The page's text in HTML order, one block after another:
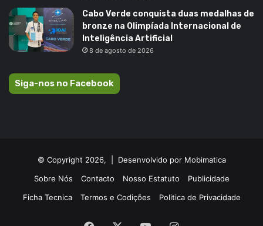
Cabo Verde conquista duas medalhas de
bronze na Olimpíada Internacional de
Inteligência Artificial
8 de agosto de 2026
Siga-nos no Facebook
© Copyright 2026, | Desenvolvido por Mobimatica
Sobre Nós
Contacto Nosso Estatuto
Publicidade
Ficha Tecnica
Termos e Codições Politica de Privacidade